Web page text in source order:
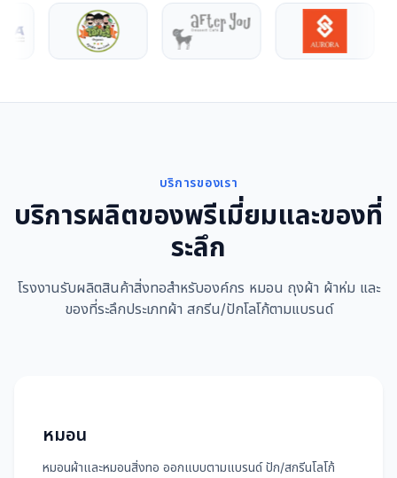
บริการของเรา
บริการผลิตของพรีเมี่ยมและของที่
ระลึก
โรงงานรับผลิตสินค้าสิ่งทอสำหรับองค์กร หมอน ถุงผ้า ผ้าห่ม และ
ของที่ระลึกประเภทผ้า สกรีน/ปักโลโก้ตามแบรนด์
หมอน
หมอนผ้าและหมอนสิ่งทอ ออกแบบตามแบรนด์ ปัก/สกรีนโลโก้